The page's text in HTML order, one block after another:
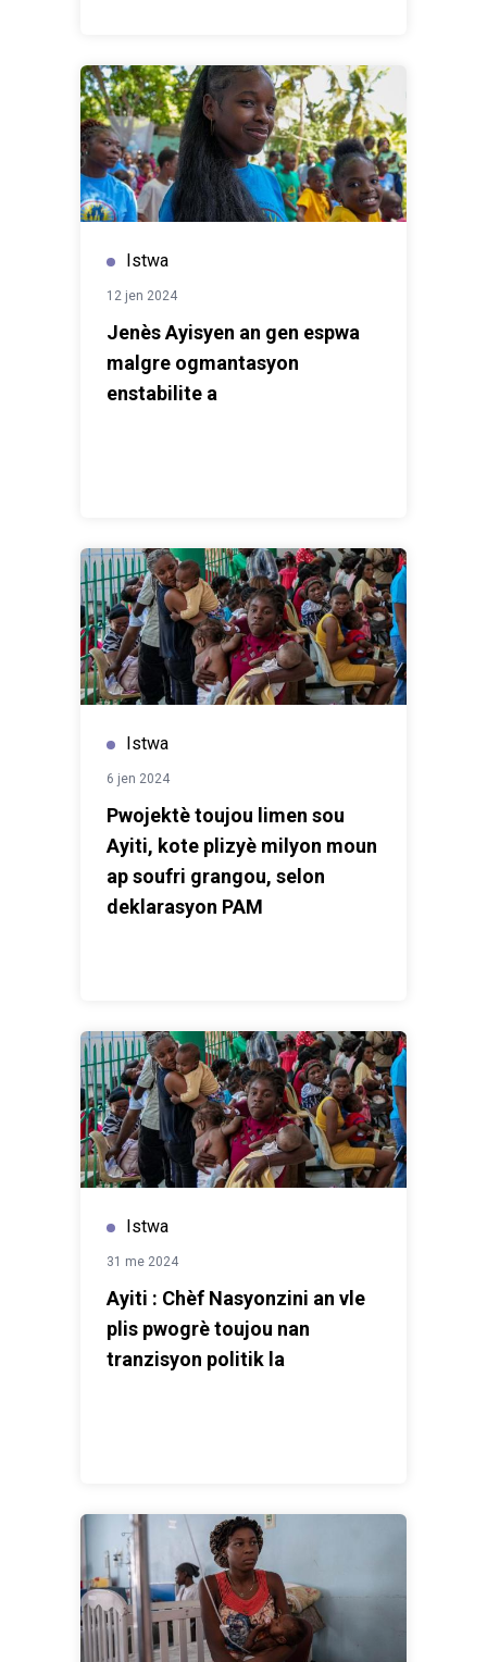
la période supplémentaire de deux ans de
prolongation de l'éligibilité (décembre 2026), le PBF
entend soutenir l'offre pour continuer à appuyer les
priorités nationales en matière de consolidation de la
paix.Plus d’informations sur le PBF =>Fonds pour la
consolidation de la paix | COMMISSION DE
Istwa
12 jen 2024
Jenès Ayisyen an gen espwa
malgre ogmantasyon
enstabilite a
Istwa
6 jen 2024
Pwojektè toujou limen sou
Ayiti, kote plizyè milyon moun
ap soufri grangou, selon
deklarasyon PAM
Istwa
31 me 2024
Ayiti : Chèf Nasyonzini an vle
plis pwogrè toujou nan
tranzisyon politik la